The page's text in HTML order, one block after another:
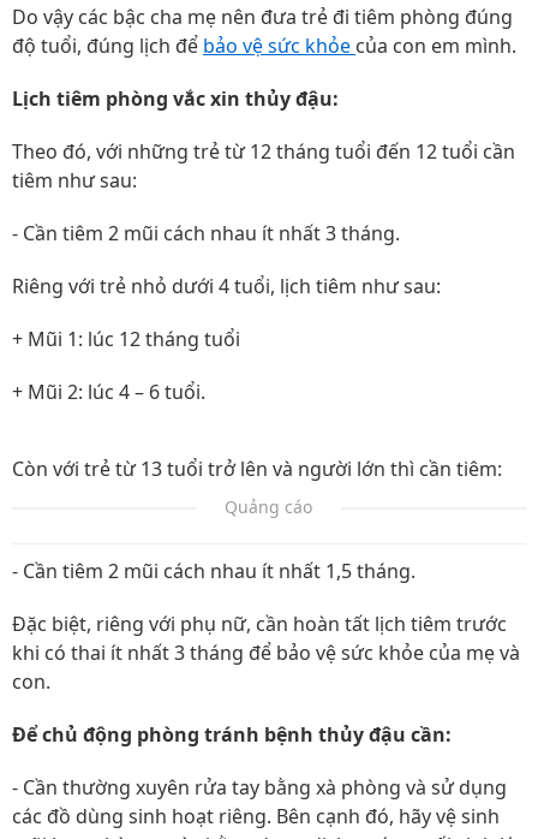
Do vậy các bậc cha mẹ nên đưa trẻ đi tiêm phòng đúng
độ tuổi, đúng lịch để bảo vệ sức khỏe của con em mình.
Lịch tiêm phòng vắc xin thủy đậu:
Theo đó, với những trẻ từ 12 tháng tuổi đến 12 tuổi cần
tiêm như sau:
- Cần tiêm 2 mũi cách nhau ít nhất 3 tháng.
Riêng với trẻ nhỏ dưới 4 tuổi, lịch tiêm như sau:
+ Mũi 1: lúc 12 tháng tuổi
+ Mũi 2: lúc 4 – 6 tuổi.
Còn với trẻ từ 13 tuổi trở lên và người lớn thì cần tiêm:
Quảng cáo
- Cần tiêm 2 mũi cách nhau ít nhất 1,5 tháng.
Đặc biệt, riêng với phụ nữ, cần hoàn tất lịch tiêm trước
khi có thai ít nhất 3 tháng để bảo vệ sức khỏe của mẹ và
con.
Để chủ động phòng tránh bệnh thủy đậu cần:
- Cần thường xuyên rửa tay bằng xà phòng và sử dụng
các đồ dùng sinh hoạt riêng. Bên cạnh đó, hãy vệ sinh